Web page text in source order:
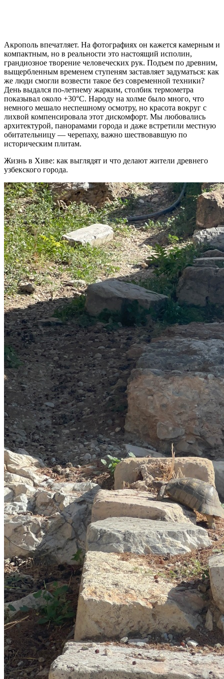
Акрополь впечатляет. На фотографиях он кажется камерным и
компактным, но в реальности это настоящий исполин,
грандиозное творение человеческих рук. Подъем по древним,
выщербленным временем ступеням заставляет задуматься: как
же люди смогли возвести такое без современной техники?
День выдался по-летнему жарким, столбик термометра
показывал около +30°C. Народу на холме было много, что
немного мешало неспешному осмотру, но красота вокруг с
лихвой компенсировала этот дискомфорт. Мы любовались
архитектурой, панорамами города и даже встретили местную
обитательницу — черепаху, важно шествовавшую по
историческим плитам.
Жизнь в Хиве: как выглядят и что делают жители древнего
узбекского города.